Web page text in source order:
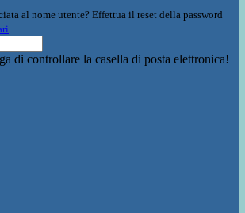
al nome utente? Effettua il reset della password
di controllare la casella di posta elettronica!